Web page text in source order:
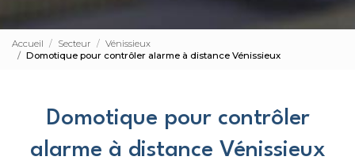
Accueil Secteur
Vénissieux
Domotique pour contrôler alarme à distance Vénissieux
Domotique pour contrôler
alarme à distance Vénissieux